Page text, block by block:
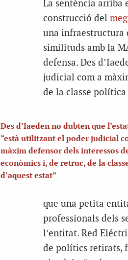
La sentència arriba
construcció del
una infraestructura
similituds amb la
defensa. Des
judicial com a
de la classe política
Des d’Iaeden no dubten que
“està utilitzant el poder judicial
màxim defensor dels interessos
econòmics i, de retruc, de la
d’aquest estat”
que una petita
professionals dels
l’entitat. Red
de polítics retirats,